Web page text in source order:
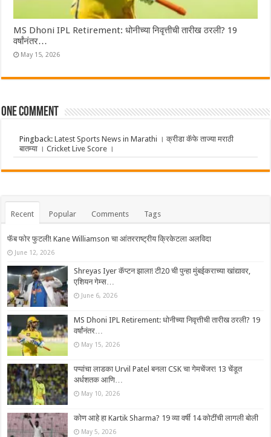
MS Dhoni IPL Retirement: धोनीच्या निवृत्तीची तारीख ठरली? 19
वर्षांनंतर…
May 15, 2026
One comment
Pingback:Latest Sports News in Marathi । क्रीडा कॅफे ताज्या मराठी
बातम्या । Cricket Live Score ।
Recent Popular Comments Tags
फॅब फोर फुटली! Kane Williamson चा आंतरराष्ट्रीय क्रिकेटला अलविदा
June 12, 2026
Shreyas Iyer कॅप्टन झाला! टी20 ची पुन्हा मुंबईकराच्या खांद्यावर,
एशियन गेम्स…
June 6, 2026
MS Dhoni IPL Retirement: धोनीच्या निवृत्तीची तारीख ठरली? 19
वर्षांनंतर…
May 15, 2026
पप्पांचा लाडका Urvil Patel बनला CSK चा गेमचेंजर! 13 चेंडूत
अर्धशतक आणि…
May 10, 2026
कोण आहे हा Kartik Sharma? 19 व्या वर्षी 14 कोटींची लागली बोली
May 5, 2026